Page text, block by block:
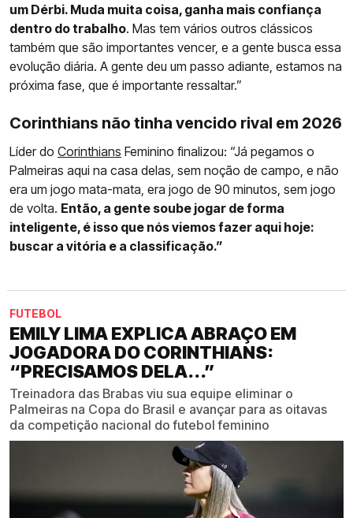
um Dérbi. Muda muita coisa, ganha mais confiança
dentro do trabalho. Mas tem vários outros clássicos
também que são importantes vencer, e a gente busca essa
evolução diária. A gente deu um passo adiante, estamos na
próxima fase, que é importante ressaltar.”
Corinthians não tinha vencido rival em 2026
Líder do Corinthians Feminino finalizou: “Já pegamos o
Palmeiras aqui na casa delas, sem noção de campo, e não
era um jogo mata-mata, era jogo de 90 minutos, sem jogo
de volta. Então, a gente soube jogar de forma
inteligente, é isso que nós viemos fazer aqui hoje:
buscar a vitória e a classificação.”
FUTEBOL
EMILY LIMA EXPLICA ABRAÇO EM
JOGADORA DO CORINTHIANS:
“PRECISAMOS DELA...”
Treinadora das Brabas viu sua equipe eliminar o
Palmeiras na Copa do Brasil e avançar para as oitavas
da competição nacional do futebol feminino